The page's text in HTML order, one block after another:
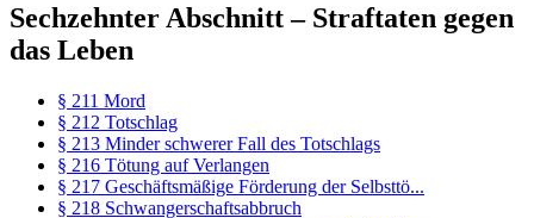
Sechzehnter Abschnitt – Straftaten gegen
das Leben
§ 211 Mord
§ 212 Totschlag
§ 213 Minder schwerer Fall des Totschlags
§ 216 Tötung auf Verlangen
§ 217 Geschäftsmäßige Förderung der Selbsttö...
§ 218 Schwangerschaftsabbruch